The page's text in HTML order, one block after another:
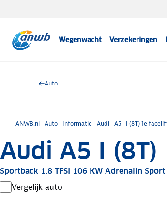
Wegenwacht Verzekeringen
Auto
ANWB.nl Auto Informatie Audi A5 I (8T) 1e
Audi A5 I
Sportback 1.8 TFSI 106 KW Adrenalin Sport
Vergelijk auto